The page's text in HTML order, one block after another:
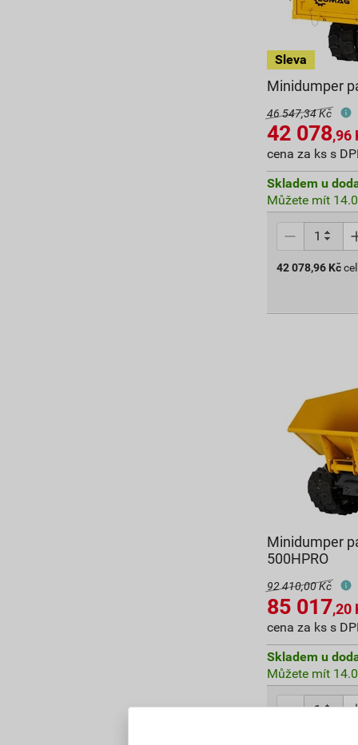
Minidumper
46 547,34 Kč
42 078,96
cena za ks s
Skladem u
Můžete mít
42 078,96 Kč
Minidumper
500HPRO
92 410,00 Kč
85 017,20
cena za ks s
Skladem u
Můžete mít